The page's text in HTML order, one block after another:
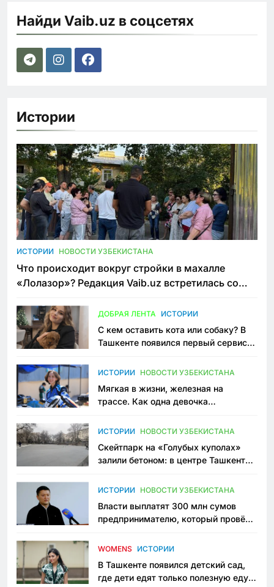
Найди Vaib.uz в соцсетях
Истории
ИСТОРИИ НОВОСТИ УЗБЕКИСТАНА
Что происходит вокруг стройки в махалле
«Лолазор»? Редакция Vaib.uz встретилась со
ДОБРАЯ ЛЕНТА ИСТОРИИ
С кем оставить кота или собаку? В
Ташкенте появился первый сервис
ИСТОРИИ НОВОСТИ УЗБЕКИСТАНА
Мягкая в жизни, железная на
трассе. Как одна девочка
Узбекистане
ИСТОРИИ НОВОСТИ УЗБЕКИСТАНА
Скейтпарк на «Голубых куполах»
залили бетоном: в центре Ташкента
пространство
ИСТОРИИ НОВОСТИ УЗБЕКИСТАНА
Власти выплатят 300 млн сумов
предпринимателю, который провёл
приговору
WOMENS ИСТОРИИ
В Ташкенте появился детский сад,
где дети едят только полезную еду.